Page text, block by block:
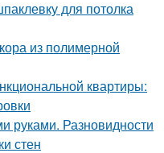
для потолка
из полимерной
квартиры:
руками. Разновидности
стен